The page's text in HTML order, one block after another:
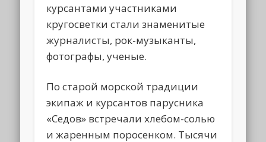
курсантами участниками
кругосветки стали знаменитые
журналисты, рок-музыканты,
фотографы, ученые.
По старой морской традиции
экипаж и курсантов парусника
«Седов» встречали хлебом-солью
и жаренным поросенком. Тысячи